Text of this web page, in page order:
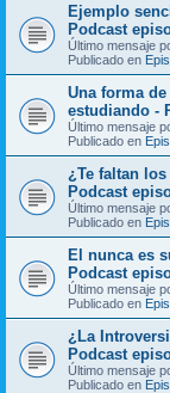
Ejemplo
Podcast
Último mensaje
Publicado en
Una forma
estudiando -
Último mensaje
Publicado en
¿Te faltan
Podcast
Último mensaje
Publicado en
El nunca es
Podcast
Último mensaje
Publicado en
¿La
Podcast
Último mensaje
Publicado en